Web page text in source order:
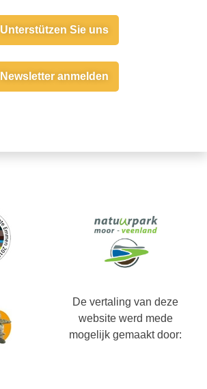
Unterstützen Sie uns
Newsletter anmelden
De vertaling van deze
website werd mede
mogelijk gemaakt door: